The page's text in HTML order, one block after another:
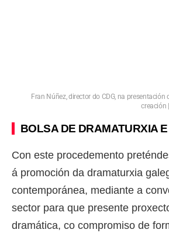
Fran Núñez, director do CDG, na
creación
BOLSA DE DRAMATURXIA
Con este procedemento
á promoción da dramaturxia
contemporánea, mediante a
sector para que presente
dramática, co compromiso de